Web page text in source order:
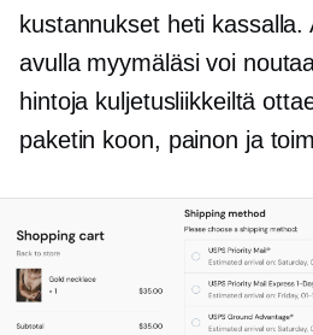
kustannukset heti kassalla.
avulla myymäläsi voi
hintoja kuljetusliikkeiltä
paketin koon, painon ja